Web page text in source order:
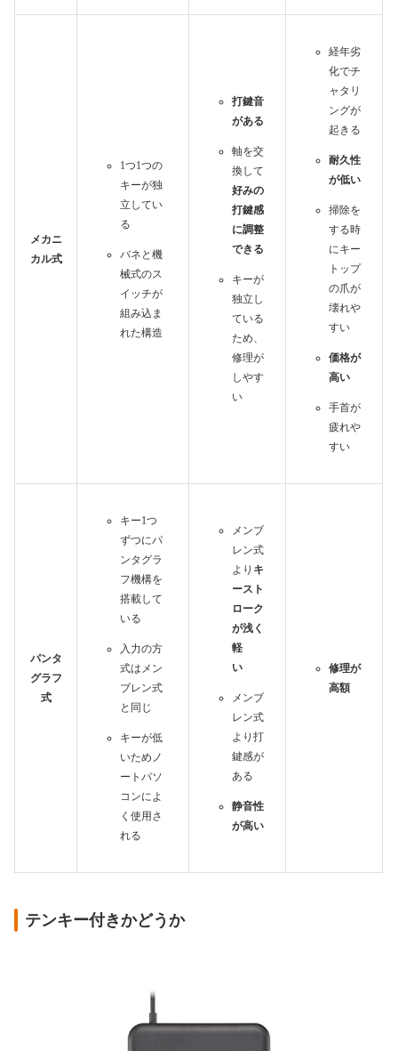
メカニ
カル式
1つ1つの
キーが独
立してい
る
バネと機
械式のス
イッチが
組み込ま
れた構造
打鍵音
がある
軸を交
換して
好みの
打鍵感
に調整
できる
キーが
独立し
ている
ため、
修理が
しやす
い
経年劣
化でチ
ャタリ
ングが
起きる
耐久性
が低い
掃除を
する時
にキー
トップ
の爪が
壊れや
すい
価格が
高い
手首が
疲れや
すい
パンタ
グラフ
式
キー1つ
ずつにパ
ンタグラ
フ機構を
搭載して
いる
入力の方
式はメン
ブレン式
と同じ
キーが低
いためノ
ートパソ
コンによ
く使用さ
れる
メンブ
レン式
より キ
ースト
ローク
が浅く
軽
い
メンブ
レン式
より打
鍵感が
ある
静音性
が高い
修理が
高額
テンキー付きかどうか